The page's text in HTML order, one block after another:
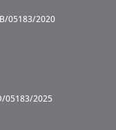
05183/2020
05183/2025